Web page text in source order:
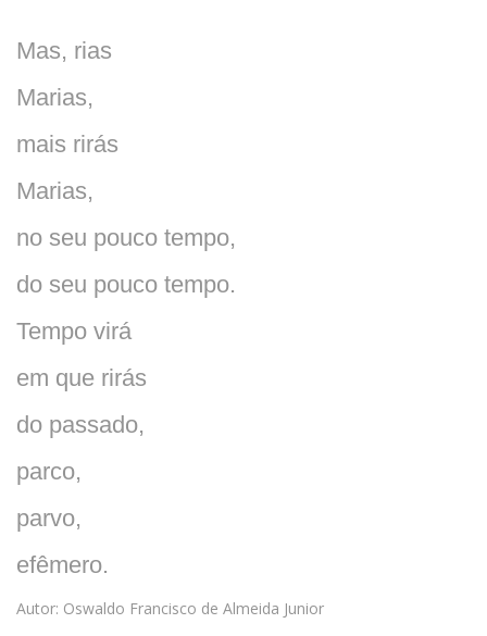
Mas, rias
Marias,
mais rirás
Marias,
no seu pouco tempo,
do seu pouco tempo.
Tempo virá
em que rirás
do passado,
parco,
parvo,
efêmero.
Autor: Oswaldo Francisco de Almeida Junior